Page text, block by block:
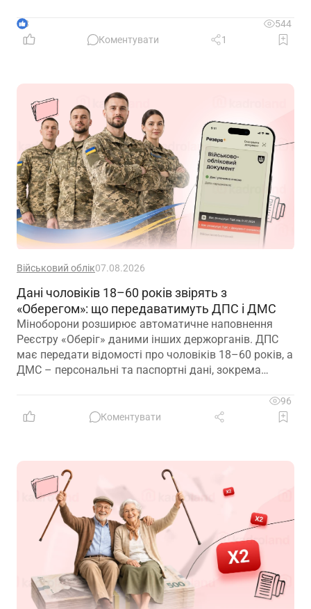
3
544
Коментувати
1
Військовий облік07.08.2026
Дані чоловіків 18–60 років звірять з
«Оберегом»: що передаватимуть ДПС і ДМС
Міноборони розширює автоматичне наповнення
Реєстру «Оберіг» даними інших держорганів. ДПС
має передати відомості про чоловіків 18–60 років, а
ДМС – персональні та паспортні дані, зокрема
96
Коментувати